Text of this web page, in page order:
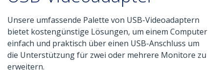
Unsere umfassende Palette von USB-Videoadaptern
bietet kostengünstige Lösungen, um einem Computer
einfach und praktisch über einen USB-Anschluss um
die Unterstützung für zwei oder mehrere Monitore zu
erweitern.